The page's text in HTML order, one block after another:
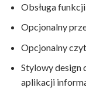
Obsługa
Opcjonalny
Opcjonalny
Stylowy design
aplikacji